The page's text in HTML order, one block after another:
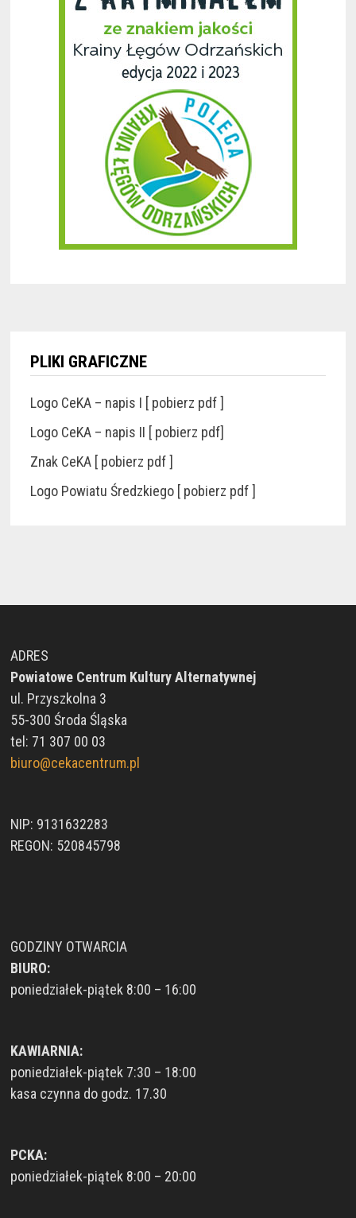
PLIKI GRAFICZNE
Logo CeKA – napis I [ pobierz pdf ]
Logo CeKA – napis II [ pobierz pdf]
Znak CeKA [ pobierz pdf ]
Logo Powiatu Średzkiego [ pobierz pdf ]
ADRES
Powiatowe Centrum Kultury Alternatywnej
ul. Przyszkolna 3
55-300 Środa Śląska
tel: 71 307 00 03
biuro@cekacentrum.pl
NIP: 9131632283
REGON: 520845798
GODZINY OTWARCIA
BIURO:
poniedziałek-piątek 8:00 – 16:00
KAWIARNIA:
poniedziałek-piątek 7:30 – 18:00
kasa czynna do godz. 17.30
PCKA:
poniedziałek-piątek 8:00 – 20:00